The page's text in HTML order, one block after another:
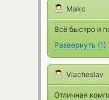
Makc
Всё быстро и
Развернуть (1)
Viacheslav
Отличная